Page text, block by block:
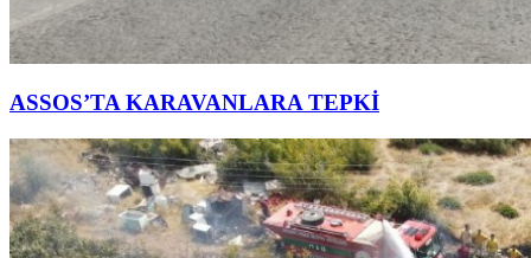
ASSOS’TA KARAVANLARA TEPKİ